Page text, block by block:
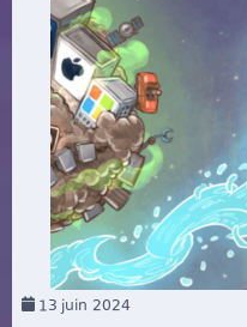
13 juin 2024